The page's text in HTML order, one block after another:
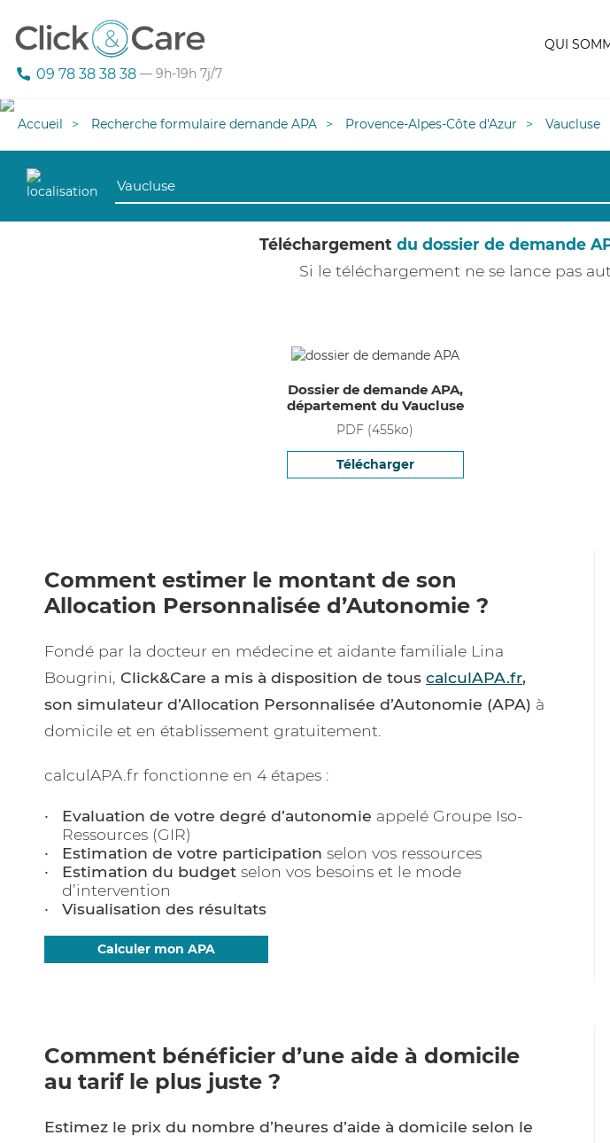
09 78 38 38 38 — 9h-19h 7j/7
QUI
Accueil Recherche formulaire demande APA Provence-Alpes-Côte d'Azur Vaucluse
Téléchargement du dossier de demande
Si le téléchargement ne se lance pas
Dossier de demande APA,
département du Vaucluse
PDF (455ko)
Télécharger
Comment estimer le montant de son
Allocation Personnalisée d’Autonomie ?
Fondé par la docteur en médecine et aidante familiale Lina
Bougrini, Click&Care a mis à disposition de tous calculAPA.fr,
son simulateur d’Allocation Personnalisée d’Autonomie (APA) à
domicile et en établissement gratuitement.
calculAPA.fr fonctionne en 4 étapes :
Evaluation de votre degré d’autonomie appelé Groupe Iso-
Ressources (GIR)
Estimation de votre participation selon vos ressources
Estimation du budget selon vos besoins et le mode
d’intervention
Visualisation des résultats
Calculer mon APA
Comment bénéficier d’une aide à domicile
au tarif le plus juste ?
Estimez le prix du nombre d’heures d’aide à domicile selon le